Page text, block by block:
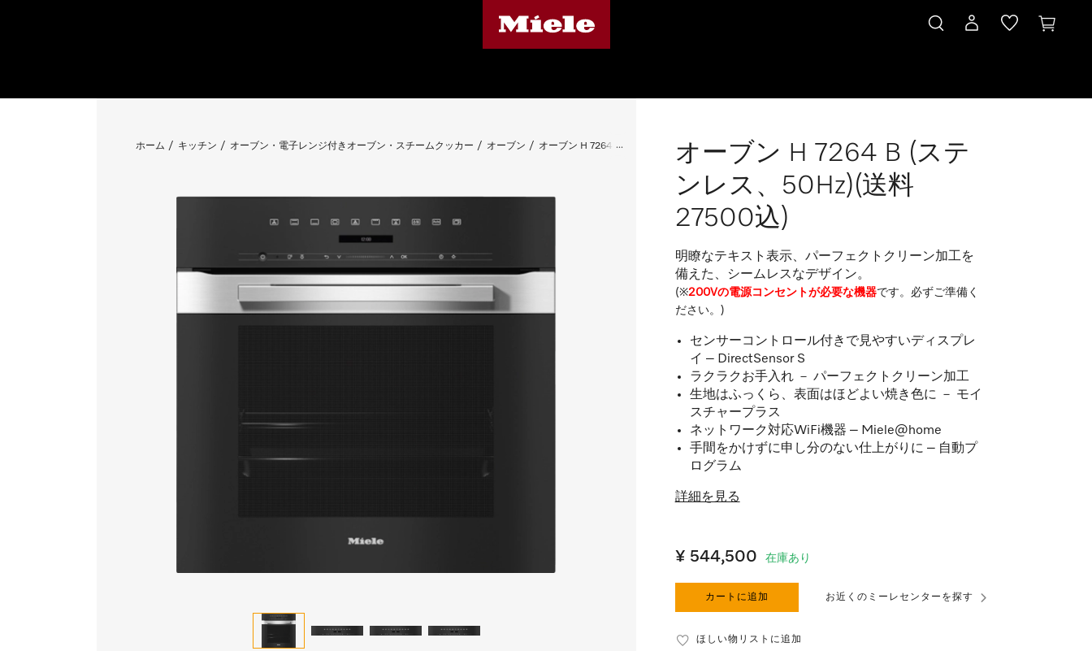
ホーム キッチン オーブン・電子レンジ付きオーブン・スチームクッカー オーブン オーブン H 7264 B (ステンレス、50Hz)(送料27500込)オーブン H 7264 B (ステ
ンレス、50Hz)(送料
27500込)
明瞭なテキスト表示、パーフェクトクリーン加工を
備えた、シームレスなデザイン。
(※200Vの電源コンセントが必要な機器です。必ずご準備く
ださい。)
センサーコントロール付きで見やすいディスプレ
イ – DirectSensor S
ラクラクお手入れ － パーフェクトクリーン加工
生地はふっくら、表面はほどよい焼き色に － モイ
スチャープラス
ネットワーク対応WiFi機器 – Miele@home
手間をかけずに申し分のない仕上がりに – 自動プ
ログラム
詳細を見る
¥ 544,500 在庫あり
カートに追加 お近くのミーレセンターを探す
ほしい物リストに追加